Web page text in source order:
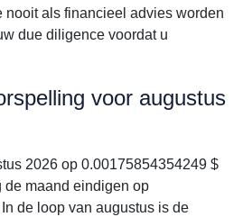
nooit als financieel advies worden
due diligence voordat u
voor augustus
2026 op 0.00175854354249 $
de maand eindigen op
de loop van augustus is de